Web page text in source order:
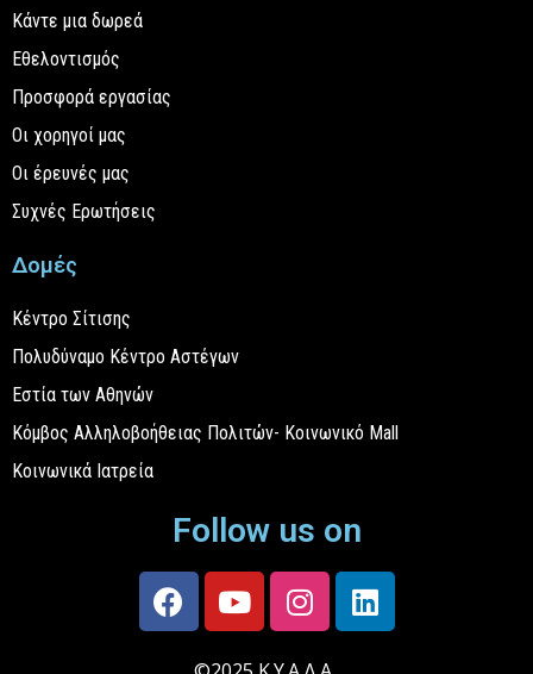
Κάντε μια δωρεά
Εθελοντισμός
Προσφορά εργασίας
Οι χορηγοί μας
Οι έρευνές μας
Συχνές Ερωτήσεις
Δομές
Κέντρο Σίτισης
Πολυδύναμο Κέντρο Αστέγων
Εστία των Αθηνών
Κόμβος Αλληλοβοήθειας Πολιτών- Κοινωνικό Mall
Κοινωνικά Ιατρεία
Follow us on